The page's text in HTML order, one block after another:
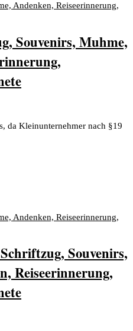
Souvenirs, Muhme,
da Kleinunternehmer nach §19
Souvenirs,
Reiseerinnerung,